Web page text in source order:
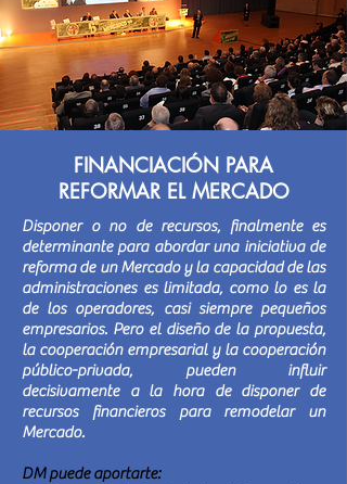
FINANCIACIÓN PARA
REFORMAR EL MERCADO
Disponer o no de recursos, finalmente es
determinante para abordar una iniciativa de
reforma de un Mercado y la capacidad de las
administraciones es limitada, como lo es la
de los operadores, casi siempre pequeños
empresarios. Pero el diseño de la propuesta,
la cooperación empresarial y la cooperación
público-privada, pueden influir
decisivamente a la hora de disponer de
recursos financieros para remodelar un
Mercado.
DM puede aportarte: